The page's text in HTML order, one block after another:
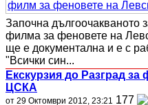
Започна дългоочакваното
филма за феновете на
ще е документална и е с
"Всички син...
Екскурзия до Разград за
ЦСКА
от 29 Октомври 2012, 23:21 177